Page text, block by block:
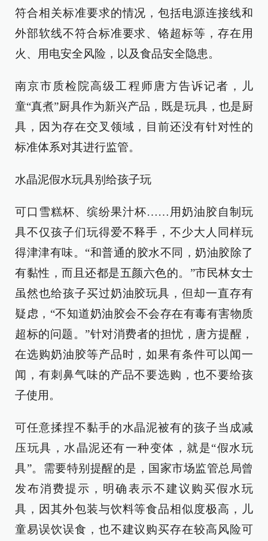
符合相关标准要求的情况，包括电源连接线和
外部软线不符合标准要求、铬超标等，存在用
火、用电安全风险，以及食品安全隐患。
南京市质检院高级工程师唐方告诉记者，儿
童“真煮”厨具作为新兴产品，既是玩具，也是厨
具，因为存在交叉领域，目前还没有针对性的
标准体系对其进行监管。
水晶泥假水玩具别给孩子玩
可口雪糕杯、缤纷果汁杯……用奶油胶自制玩
具不仅孩子们玩得爱不释手，不少大人同样玩
得津津有味。“和普通的胶水不同，奶油胶除了
有黏性，而且还都是五颜六色的。”市民林女士
虽然也给孩子买过奶油胶玩具，但却一直存有
疑虑，“不知道奶油胶会不会存在有毒有害物质
超标的问题。”针对消费者的担忧，唐方提醒，
在选购奶油胶等产品时，如果有条件可以闻一
闻，有刺鼻气味的产品不要选购，也不要给孩
子使用。
可任意揉捏不黏手的水晶泥被有的孩子当成减
压玩具，水晶泥还有一种变体，就是“假水玩
具”。需要特别提醒的是，国家市场监管总局曾
发布消费提示，明确表示不建议购买假水玩
具，因其外包装与饮料等食品相似度极高，儿
童易误饮误食，也不建议购买存在较高风险可